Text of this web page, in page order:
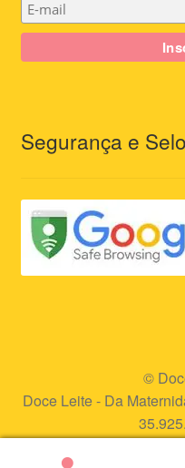
Segurança e
©
Doce Leite - Da